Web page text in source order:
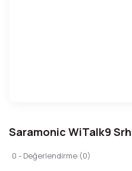
Saramonic WiTalk9 Srh
0 - Değerlendirme (0)